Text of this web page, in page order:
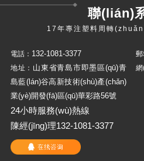
聯(lián)
17年專注塑料周轉
電話： 132-1081-3377
地址： 山東省青島市即墨區(qū)青
島藍(lán)谷高新技術(shù)產(chǎn)
業(yè)開發(fā)區(qū)華彩路56號
24小時服務(wù)熱線
陳經(jīng)理132-1081-3377